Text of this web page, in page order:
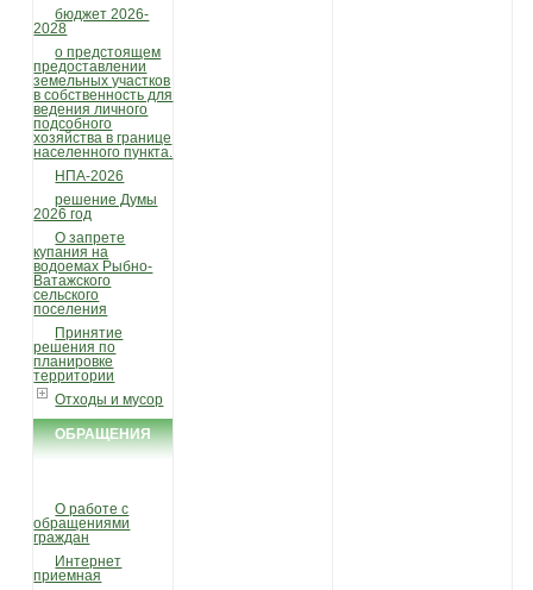
бюджет 2026-
2028
о предстоящем
предоставлении
земельных участков
в собственность для
ведения личного
подсобного
хозяйства в границе
населенного пункта.
НПА-2026
решение Думы
2026 год
О запрете
купания на
водоемах Рыбно-
Ватажского
сельского
поселения
Принятие
решения по
планировке
территории
Отходы и мусор
ОБРАЩЕНИЯ
О работе с
обращениями
граждан
Интернет
приемная